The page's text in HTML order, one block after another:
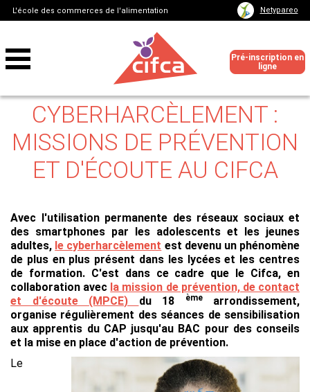
L'école des commerces de l'alimentation Netypareo
Pré-inscription en
ligne
CYBERHARCÈLEMENT :
MISSIONS DE PRÉVENTION
ET D'ÉCOUTE AU CIFCA
Avec l'utilisation permanente des réseaux sociaux et
des smartphones par les adolescents et les jeunes
adultes, le cyberharcèlement est devenu un phénomène
de plus en plus présent dans les lycées et les centres
de formation. C'est dans ce cadre que le Cifca, en
collaboration avec la mission de prévention, de contact
et d'écoute (MPCE) du 18 èmearrondissement,
organise régulièrement des séances de sensibilisation
aux apprentis du CAP jusqu'au BAC pour des conseils
et la mise en place d'action de prévention.
Le